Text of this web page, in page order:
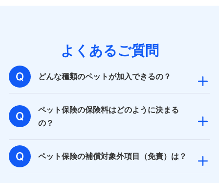
当社は利用目的の達成に必要な範囲内において個人情報
の取り扱いの全部または一部を委託する場合がありま
す。
当社は株式会社NTTドコモとの間で、以下のとおり個
人データを共同利用します。
【共同して利用される利用データの項目】
当社又は株式会社NTTドコモがサービス提供等を通じて
よくあるご質問
どんな種類のペットが加入できるの？
ペット保険の保険料はどのように決まる
の？
ペット保険の補償対象外項目（免責）は？